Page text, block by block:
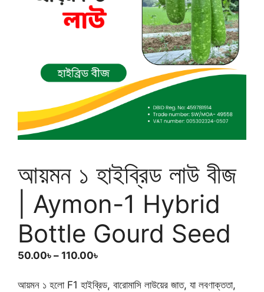
আয়মন ১ হাইব্রিড লাউ বীজ
| Aymon-1 Hybrid
Bottle Gourd Seed
50.00৳ – 110.00৳Price
50.00৳
আয়মন ১ হলো F1 হাইব্রিড, বারোমাসি লাউয়ের জাত, যা লবণাক্ততা,